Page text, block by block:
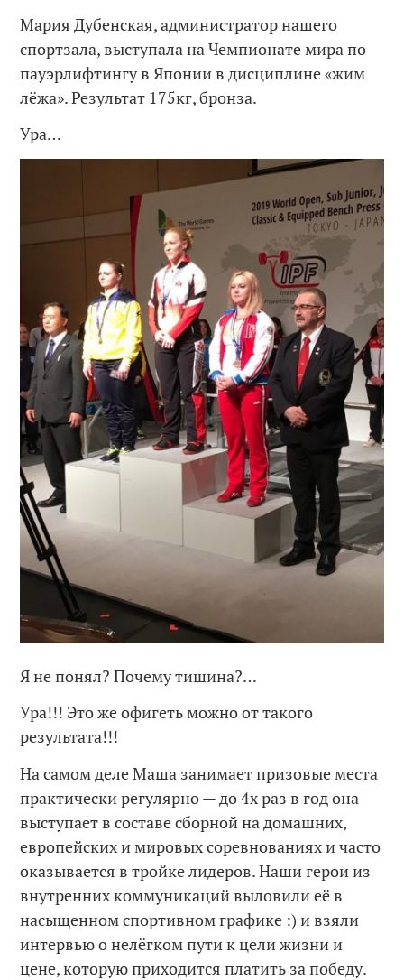
Мария Дубенская, администратор нашего
спортзала, выступала на Чемпионате мира по
пауэрлифтингу в Японии в дисциплине «жим
лёжа». Результат 175кг, бронза.
Ура…
Я не понял? Почему тишина?…
Ура!!! Это же офигеть можно от такого
результата!!!
На самом деле Маша занимает призовые места
практически регулярно — до 4х раз в год она
выступает в составе сборной на домашних,
европейских и мировых соревнованиях и часто
оказывается в тройке лидеров. Наши герои из
внутренних коммуникаций выловили её в
насыщенном спортивном графике :) и взяли
интервью о нелёгком пути к цели жизни и
цене, которую приходится платить за победу.